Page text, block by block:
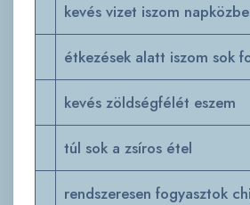
kevés vizet iszom
étkezések alatt iszom sok
kevés zöldségfélét eszem
túl sok a zsíros étel
rendszeresen fogyasztok